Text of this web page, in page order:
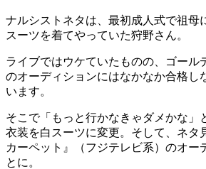
ナルシストネタは、最初成人式で祖母
スーツを着てやっていた狩野さん。
ライブではウケていたものの、ゴール
のオーディションにはなかなか合格し
います。
そこで「もっと行かなきゃダメかな」
衣装を白スーツに変更。そして、ネタ
カーペット』（フジテレビ系）のオー
とに。